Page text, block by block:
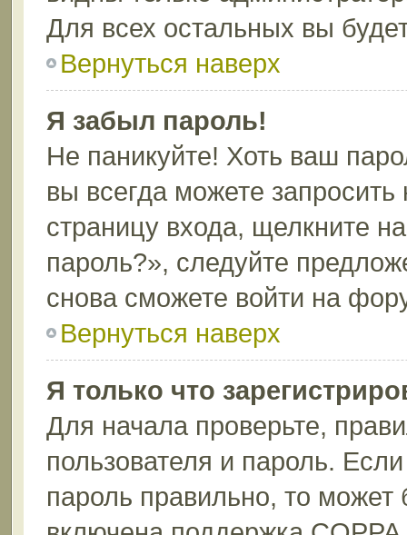
Для всех остальных вы
Вернуться наверх
Я забыл пароль!
Не паникуйте! Хоть ваш
вы всегда можете
страницу входа, щелкните
пароль?», следуйте
снова сможете войти на
Вернуться наверх
Я только что
Для начала проверьте,
пользователя и пароль.
пароль правильно, то